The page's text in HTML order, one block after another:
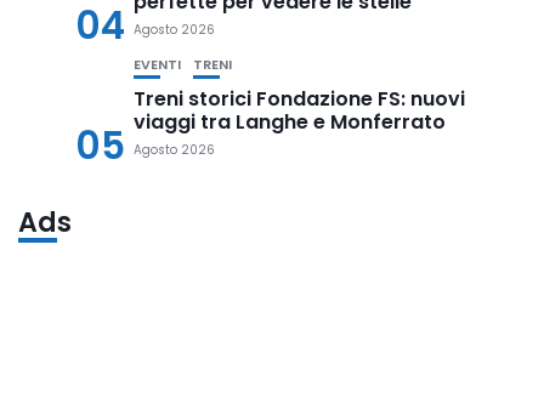
04 Agosto 2026
05
EVENTI TRENI
Treni storici Fondazione FS: nuovi
viaggi tra Langhe e Monferrato
Agosto 2026
Ads